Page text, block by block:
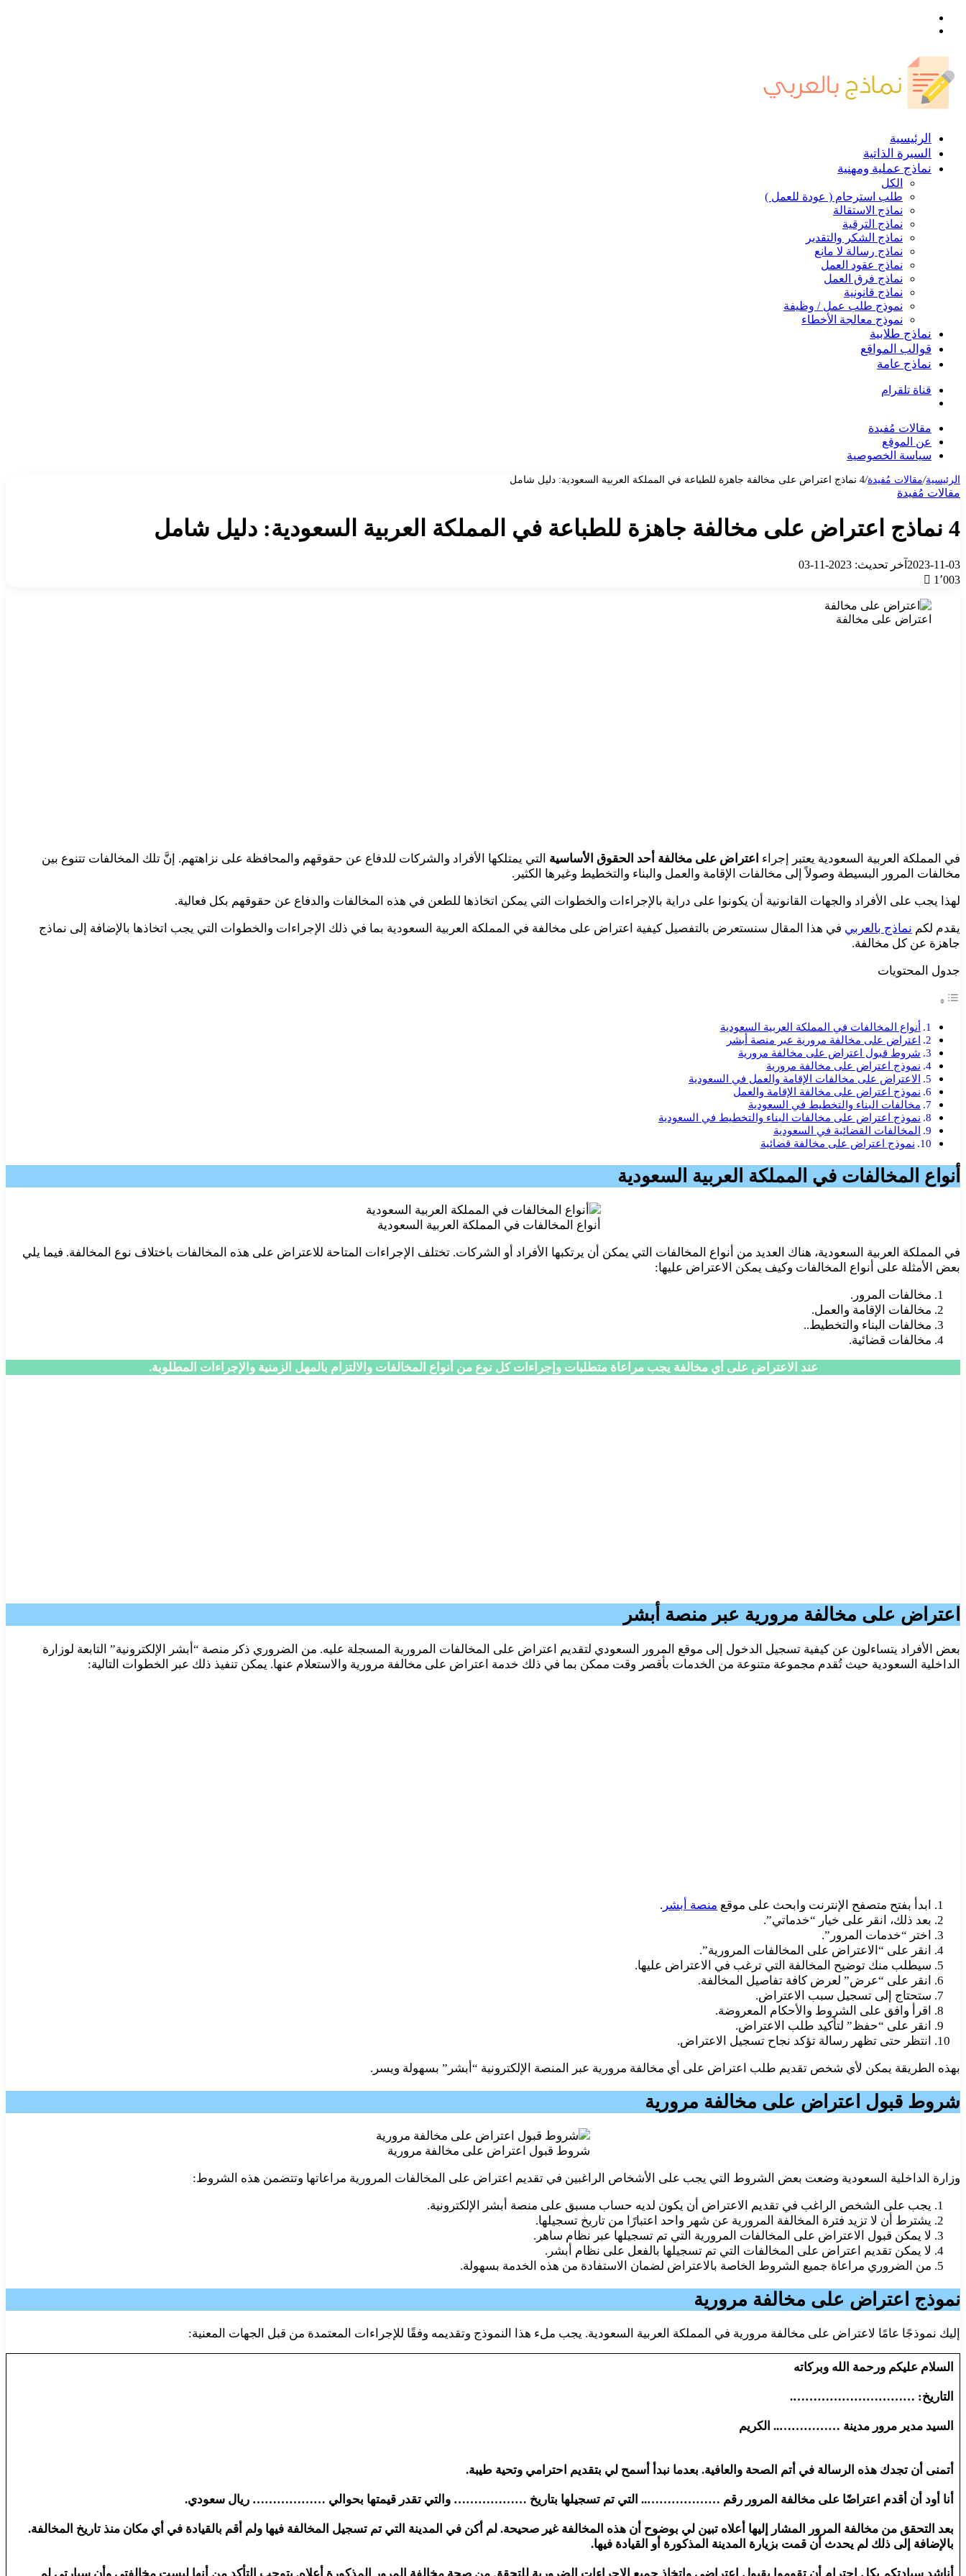
الرئيسية
السيرة الذاتية
نماذج عملية ومهنية
الكل
طلب استرحام ( عودة للعمل )
نماذج الاستقالة
نماذج الترقية
نماذج الشكر والتقدير
نماذج رسالة لا مانع
نماذج عقود العمل
نماذج فرق العمل
نماذج قانونية
نموذج طلب عمل / وظيفة
نموذج معالجة الأخطاء
نماذج طلابية
قوالب المواقع
نماذج عامة
قناة تلقرام
مقالات مُفيدة
عن الموقع
سياسة الخصوصية
الرئيسية/مقالات مُفيدة/4 نماذج اعتراض على مخالفة جاهزة للطباعة في المملكة العربية السعودية: دليل شامل
مقالات مُفيدة
4 نماذج اعتراض على مخالفة جاهزة للطباعة في المملكة العربية السعودية: دليل شامل
2023-11-03 آخر تحديث: 2023-11-03
1٬003
اعتراض على مخالفة
في المملكة العربية السعودية يعتبر إجراء اعتراض على مخالفة أحد الحقوق الأساسية التي يمتلكها الأفراد والشركات للدفاع عن حقوقهم والمحافظة على نزاهتهم. إنَّ تلك المخالفات تتنوع بين
مخالفات المرور البسيطة وصولاً إلى مخالفات الإقامة والعمل والبناء والتخطيط وغيرها الكثير.
لهذا يجب على الأفراد والجهات القانونية أن يكونوا على دراية بالإجراءات والخطوات التي يمكن اتخاذها للطعن في هذه المخالفات والدفاع عن حقوقهم بكل فعالية.
يقدم لكم نماذج بالعربي في هذا المقال سنستعرض بالتفصيل كيفية اعتراض على مخالفة في المملكة العربية السعودية بما في ذلك الإجراءات والخطوات التي يجب اتخاذها بالإضافة إلى نماذج
جاهزة عن كل مخالفة.
جدول المحتويات
أنواع المخالفات في المملكة العربية السعودية
اعتراض على مخالفة مرورية عبر منصة أبشر
شروط قبول اعتراض على مخالفة مرورية
نموذج اعتراض على مخالفة مرورية
الاعتراض على مخالفات الإقامة والعمل في السعودية
نموذج اعتراض على مخالفة الإقامة والعمل
مخالفات البناء والتخطيط في السعودية
نموذج اعتراض على مخالفات البناء والتخطيط في السعودية
المخالفات القضائية في السعودية
نموذج اعتراض على مخالفة قضائية
أنواع المخالفات في المملكة العربية السعودية
أنواع المخالفات في المملكة العربية السعودية
في المملكة العربية السعودية، هناك العديد من أنواع المخالفات التي يمكن أن يرتكبها الأفراد أو الشركات. تختلف الإجراءات المتاحة للاعتراض على هذه المخالفات باختلاف نوع المخالفة. فيما يلي
بعض الأمثلة على أنواع المخالفات وكيف يمكن الاعتراض عليها:
مخالفات المرور.
مخالفات الإقامة والعمل.
مخالفات البناء والتخطيط..
مخالفات قضائية.
عند الاعتراض على أي مخالفة يجب مراعاة متطلبات وإجراءات كل نوع من أنواع المخالفات والالتزام بالمهل الزمنية والإجراءات المطلوبة.
اعتراض على مخالفة مرورية عبر منصة أبشر
بعض الأفراد يتساءلون عن كيفية تسجيل الدخول إلى موقع المرور السعودي لتقديم اعتراض على المخالفات المرورية المسجلة عليه. من الضروري ذكر منصة “أبشر الإلكترونية” التابعة لوزارة
الداخلية السعودية حيث تُقدم مجموعة متنوعة من الخدمات بأقصر وقت ممكن بما في ذلك خدمة اعتراض على مخالفة مرورية والاستعلام عنها. يمكن تنفيذ ذلك عبر الخطوات التالية:
ابدأ بفتح متصفح الإنترنت وابحث على موقع منصة أبشر .
بعد ذلك، انقر على خيار “خدماتي”.
اختر “خدمات المرور”.
انقر على “الاعتراض على المخالفات المرورية”.
سيطلب منك توضيح المخالفة التي ترغب في الاعتراض عليها.
انقر على “عرض” لعرض كافة تفاصيل المخالفة.
ستحتاج إلى تسجيل سبب الاعتراض.
اقرأ وافق على الشروط والأحكام المعروضة.
انقر على “حفظ” لتأكيد طلب الاعتراض.
انتظر حتى تظهر رسالة تؤكد نجاح تسجيل الاعتراض.
بهذه الطريقة يمكن لأي شخص تقديم طلب اعتراض على أي مخالفة مرورية عبر المنصة الإلكترونية “أبشر” بسهولة ويسر.
شروط قبول اعتراض على مخالفة مرورية
شروط قبول اعتراض على مخالفة مرورية
وزارة الداخلية السعودية وضعت بعض الشروط التي يجب على الأشخاص الراغبين في تقديم اعتراض على المخالفات المرورية مراعاتها وتتضمن هذه الشروط:
يجب على الشخص الراغب في تقديم الاعتراض أن يكون لديه حساب مسبق على منصة أبشر الإلكترونية.
يشترط أن لا تزيد فترة المخالفة المرورية عن شهر واحد اعتبارًا من تاريخ تسجيلها.
لا يمكن قبول الاعتراض على المخالفات المرورية التي تم تسجيلها عبر نظام ساهر.
لا يمكن تقديم اعتراض على المخالفات التي تم تسجيلها بالفعل على نظام أبشر.
من الضروري مراعاة جميع الشروط الخاصة بالاعتراض لضمان الاستفادة من هذه الخدمة بسهولة.
نموذج اعتراض على مخالفة مرورية
إليك نموذجًا عامًا لاعتراض على مخالفة مرورية في المملكة العربية السعودية. يجب ملء هذا النموذج وتقديمه وفقًا للإجراءات المعتمدة من قبل الجهات المعنية:
السلام عليكم ورحمة الله وبركاته
التاريخ: ………………………….
السيد مدير مرور مدينة …………….. الكريم
أتمنى أن تجدك هذه الرسالة في أتم الصحة والعافية. بعدما نبدأ أسمح لي بتقديم احترامي وتحية طيبة.
أنا أود أن أقدم اعتراضًا على مخالفة المرور رقم ……………….. التي تم تسجيلها بتاريخ ……………… والتي تقدر قيمتها بحوالي ……………… ريال سعودي.
بعد التحقق من مخالفة المرور المشار إليها أعلاه تبين لي بوضوح أن هذه المخالفة غير صحيحة. لم أكن في المدينة التي تم تسجيل المخالفة فيها ولم أقم بالقيادة في أي مكان منذ تاريخ المخالفة.
بالإضافة إلى ذلك لم يحدث أن قمت بزيارة المدينة المذكورة أو القيادة فيها.